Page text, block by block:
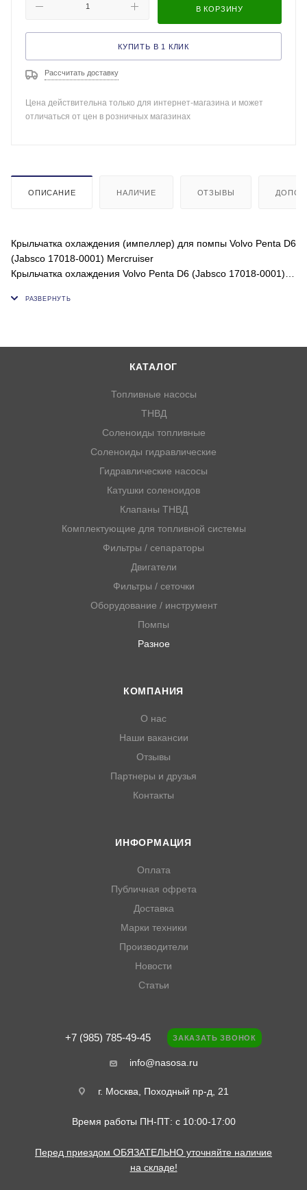
В КОРЗИНУ
КУПИТЬ В 1 КЛИК
Рассчитать доставку
Цена действительна только для интернет-магазина и может
отличаться от цен в розничных магазинах
ОПИСАНИЕ НАЛИЧИЕ ОТЗЫВЫ
Крыльчатка охлаждения (импеллер) для помпы Volvo Penta D6
(Jabsco 17018-0001) Mercruiser
Крыльчатка охлаждения Volvo Penta D6 (Jabsco 17018-0001)
Характеристики
Размеры и вес
Диаметр внутренний 14.29 мм
d x D x h, мм 14.29х65.20х75.65
Для стационарных двигателей: Volvo Penta D6-280A-A, Volvo
Penta D6-280A-B, Volvo Penta D6-280A-C, Volvo Penta D6-
280A-D, Volvo Penta D6-280I-A, Volvo Penta D6-280I-B, Volvo
Penta D6-280I-C, Volvo Penta D6-280I-D, Volvo Penta D6-310A-
Применяется на дизельных Mercruiser D183/254
Volvo Penta 3583602, 3593573, 3817587, 3819486, 21730348
Используется для помп:
JPR-VP0090D (Volvo Penta Replacement)
JPR-VP0110DB (Volvo Penta Replacement)
КАТАЛОГ
Топливные насосы
ТНВД
Соленоиды топливные
Соленоиды гидравлические
Гидравлические насосы
Катушки соленоидов
Клапаны ТНВД
Комплектующие для топливной системы
Фильтры / сепараторы
Двигатели
Фильтры / сеточки
Оборудование / инструмент
Помпы
Разное
КОМПАНИЯ
О нас
Наши вакансии
Отзывы
Партнеры и друзья
Контакты
ИНФОРМАЦИЯ
Оплата
Публичная офрета
Доставка
Марки техники
Производители
Новости
Статьи
+7 (985) 785-49-45 ЗАКАЗАТЬ ЗВОНОК
info@nasosa.ru
г. Москва, Походный пр-д, 21
Время работы ПН-ПТ: с 10:00-17:00
Перед приездом ОБЯЗАТЕЛЬНО уточняйте наличие
на складе!